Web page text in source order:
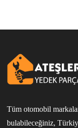
Tüm otomobil
bulabileceğiniz,